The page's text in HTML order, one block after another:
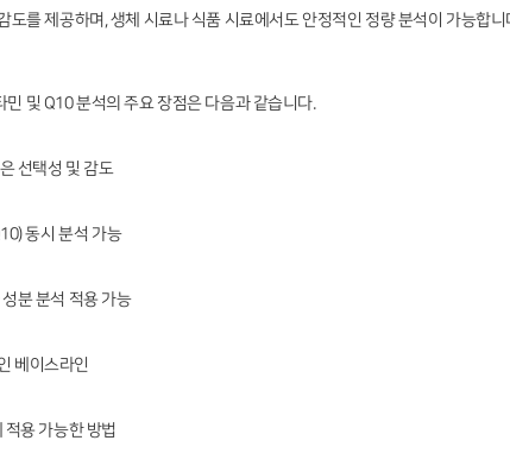
도를 제공하며, 생체 시료나 식품 시료에서도 안정적인 정량 분석이 가능합니
및 Q10 분석의 주요 장점은 다음과 같습니다.
선택성 및 감도
동시 분석 가능
분 분석 적용 가능
베이스라인
용 가능한 방법